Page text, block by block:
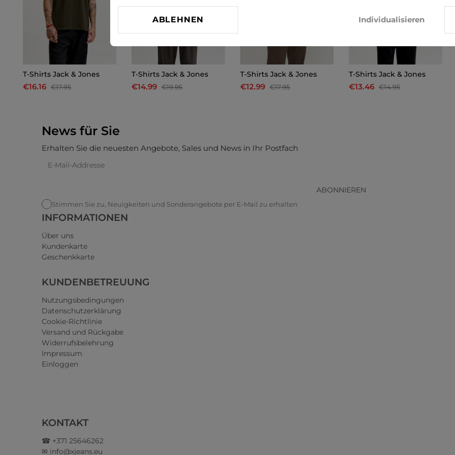
T-Shirts Jack & Jones
€16.16 €17.95
T-Shirts Jack & Jones
€14.99 €19.95
T-Shirts Jack & Jones
€12.99 €17.95
T-Shirts Jack & Jones
€13.46 €14.95
News für Sie
Erhalten Sie die neuesten Angebote, Sales und News in Ihr Postfach
ABONNIEREN
Stimmen Sie zu, Neuigkeiten und Sonderangebote per E-Mail zu erhalten
INFORMATIONEN
Über uns
Kundenkarte
Geschenkkarte
KUNDENBETREUUNG
Nutzungsbedingungen
Datenschutzerklärung
Cookie-Richtlinie
Versand und Rückgabe
Widerrufsbelehrung
Impressum
Einloggen
KONTAKT
☎ +371 25646262
✉ info@xjeans.eu
ABLEHNEN Individualisieren